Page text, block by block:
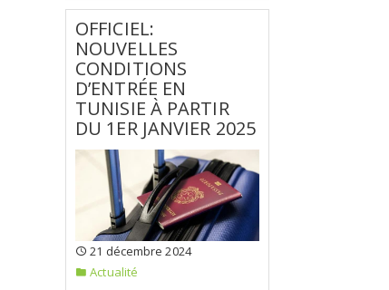
OFFICIEL:
NOUVELLES
CONDITIONS
D’ENTRÉE EN
TUNISIE À PARTIR
DU 1ER JANVIER 2025
21 décembre 2024
Actualité